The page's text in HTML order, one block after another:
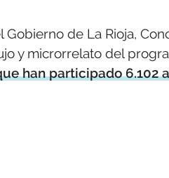
Gobierno de La Rioja,
y microrrelato del
han participado 6.102